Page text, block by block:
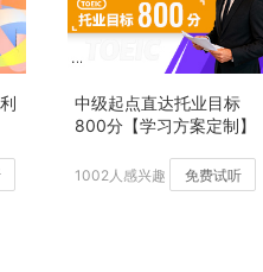
中级起点直达托业目标
800分【学习方案定制】
1002人感兴趣 免费试听